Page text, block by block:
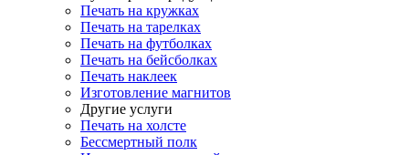
Печать на кружках
Печать на тарелках
Печать на футболках
Печать на бейсболках
Печать наклеек
Изготовление магнитов
Другие услуги
Печать на холсте
Бессмертный полк